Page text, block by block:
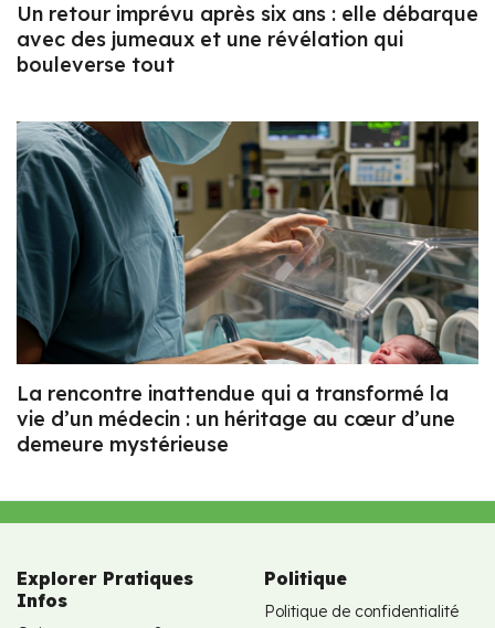
Un retour imprévu après six ans : elle débarque
avec des jumeaux et une révélation qui
bouleverse tout
La rencontre inattendue qui a transformé la
vie d’un médecin : un héritage au cœur d’une
demeure mystérieuse
Explorer Pratiques
Infos
Politique
Politique de confidentialité